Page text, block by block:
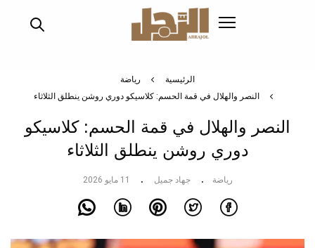
الرئيسية
رياضة
النصر والهلال في قمة الحسم: كلاسيكو دوري روشن ينطلق الثلاثاء
النصر والهلال في قمة الحسم: كلاسيكو
دوري روشن ينطلق الثلاثاء
رياضة جهاد جميل 11 مايو 2026